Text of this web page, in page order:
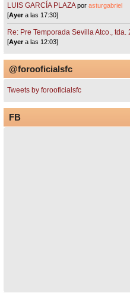
LUIS GARCÍA PLAZA porasturgabriel
[Ayera las 17:30]
Re: Pre Temporada Sevilla Atco., tda.
[Ayera las 12:03]
@forooficialsfc
Tweets by forooficialsfc
FB